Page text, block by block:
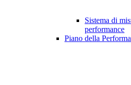
Sistema di
performance
Piano della